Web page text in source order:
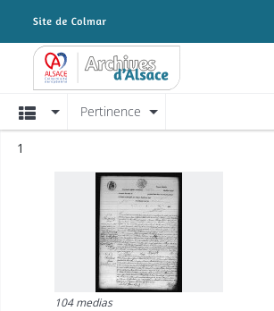
Archives Alsace - Colmar
AffichagePertinence
1
104 medias